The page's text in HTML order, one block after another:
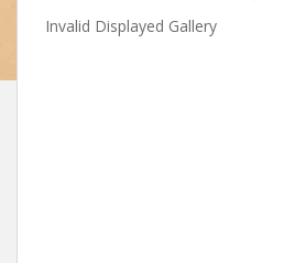
Invalid Displayed Gallery